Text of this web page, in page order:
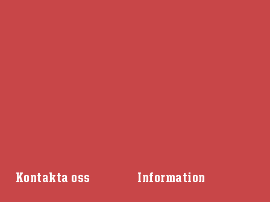
Kontakta oss Information